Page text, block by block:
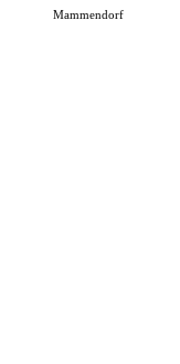
Mammendorf